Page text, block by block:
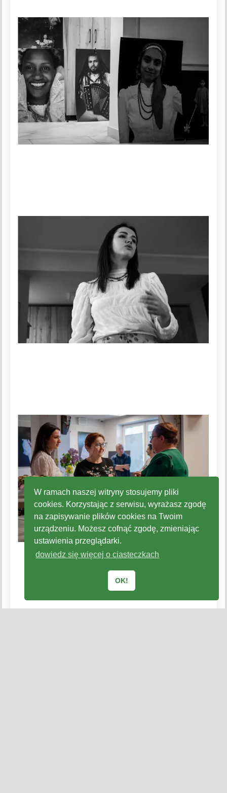
W ramach naszej witryny stosujemy pliki
cookies. Korzystając z serwisu, wyrażasz zgodę
na zapisywanie plików cookies na Twoim
urządzeniu. Możesz cofnąć zgodę, zmieniając
ustawienia przeglądarki.
dowiedz się więcej o ciasteczkach
OK!